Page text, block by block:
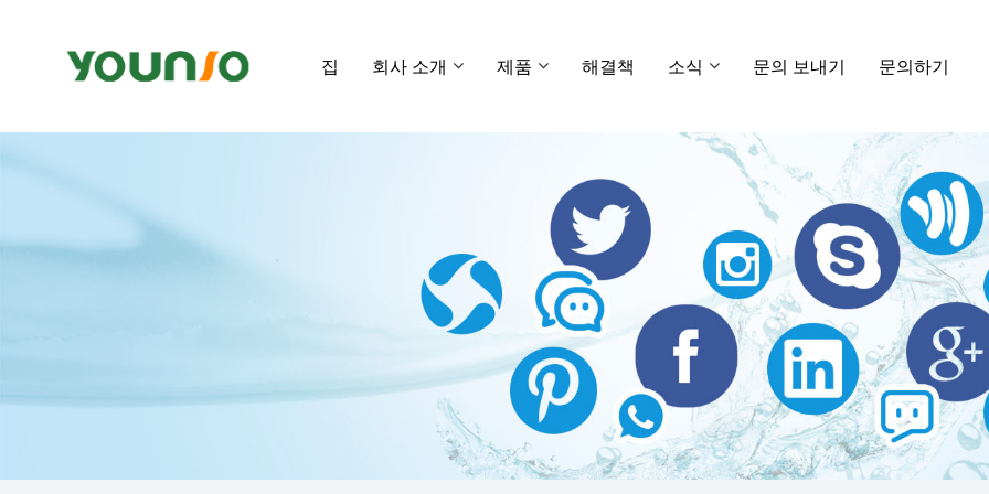
집 회사 소개 제품 해결책 소식 문의 보내기 문의하기